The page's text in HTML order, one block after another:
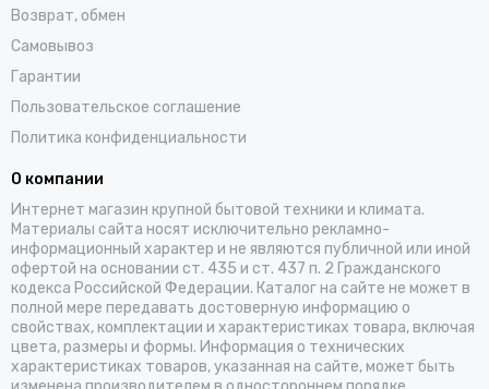
Возврат, обмен
Самовывоз
Гарантии
Пользовательское соглашение
Политика конфиденциальности
О компании
Интернет магазин крупной бытовой техники и климата.
Материалы сайта носят исключительно рекламно-
информационный характер и не являются публичной или иной
офертой на основании ст. 435 и ст. 437 п. 2 Гражданского
кодекса Российской Федерации. Каталог на сайте не может в
полной мере передавать достоверную информацию о
свойствах, комплектации и характеристиках товара, включая
цвета, размеры и формы. Информация о технических
характеристиках товаров, указанная на сайте, может быть